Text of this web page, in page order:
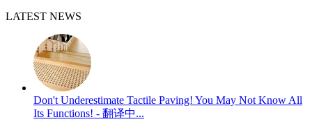
LATEST NEWS
Don't Underestimate Tactile Paving! You May Not Know All
Its Functions! - 翻译中...